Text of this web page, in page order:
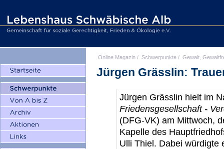
Online Magazin / Schwerpunkte / Gewalt,
Jürgen Grässlin:
Jürgen Grässlin hielt im
Friedensgesellschaft -
(DFG-VK) am Mittwoch,
Kapelle des
Ulli Thiel. Dabei würdigte